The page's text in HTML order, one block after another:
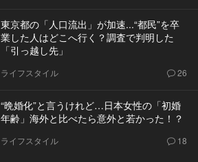
東京都の「人口流出」が加速...“都民”を卒
業した人はどこへ行く？調査で判明した
「引っ越し先」
ライフスタイル 26
“晩婚化”と言うけれど…日本女性の「初婚
年齢」海外と比べたら意外と若かった！？
ライフスタイル 18